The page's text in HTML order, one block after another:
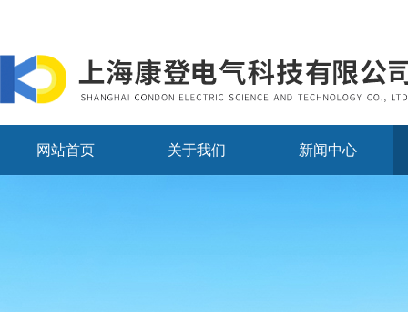
网站首页 关于我们 新闻中心